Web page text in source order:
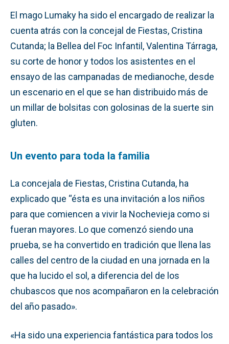
El mago Lumaky ha sido el encargado de realizar la
cuenta atrás con la concejal de Fiestas, Cristina
Cutanda; la Bellea del Foc Infantil, Valentina Tárraga,
su corte de honor y todos los asistentes en el
ensayo de las campanadas de medianoche, desde
un escenario en el que se han distribuido más de
un millar de bolsitas con golosinas de la suerte sin
gluten.
Un evento para toda la familia
La concejala de Fiestas, Cristina Cutanda, ha
explicado que “ésta es una invitación a los niños
para que comiencen a vivir la Nochevieja como si
fueran mayores. Lo que comenzó siendo una
prueba, se ha convertido en tradición que llena las
calles del centro de la ciudad en una jornada en la
que ha lucido el sol, a diferencia del de los
chubascos que nos acompañaron en la celebración
del año pasado».
«Ha sido una experiencia fantástica para todos los